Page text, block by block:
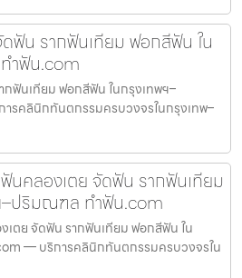
น รากฟันเทียม ฟอกสีฟัน ใน
ำฟัน.com
ฟันเทียม ฟอกสีฟัน ในกรุงเทพฯ–
คลินิกทันตกรรมครบวงจรในกรุงเทพ–
นคลองเตย จัดฟัน รากฟันเทียม
ปริมณฑล ทำฟัน.com
ตย จัดฟัน รากฟันเทียม ฟอกสีฟัน ใน
— บริการคลินิกทันตกรรมครบวงจรใน